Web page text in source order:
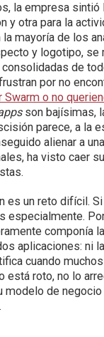
la empresa sintió
y otra para la
mayoría de los
y logotipo, se
de
por no
Swarm o no
son bajísimas,
parece, a la
alienar a
ha visto caer
es un reto difícil.
especialmente.
componía
aplicaciones: ni
cuando
está roto, no lo
modelo de